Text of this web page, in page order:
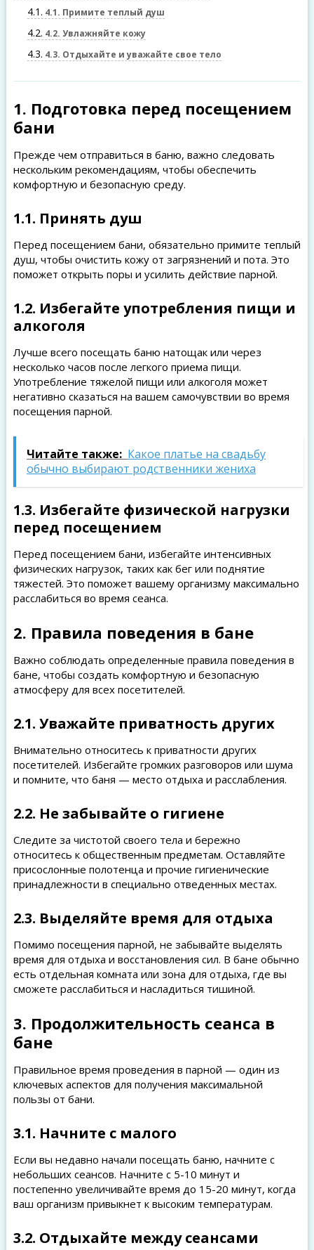
4.1 4.1. Примите теплый душ
4.2 4.2. Увлажняйте кожу
4.3 4.3. Отдыхайте и уважайте свое тело
1. Подготовка перед посещением
бани
Прежде чем отправиться в баню, важно следовать
нескольким рекомендациям, чтобы обеспечить
комфортную и безопасную среду.
1.1. Принять душ
Перед посещением бани, обязательно примите теплый
душ, чтобы очистить кожу от загрязнений и пота. Это
поможет открыть поры и усилить действие парной.
1.2. Избегайте употребления пищи и
алкоголя
Лучше всего посещать баню натощак или через
несколько часов после легкого приема пищи.
Употребление тяжелой пищи или алкоголя может
негативно сказаться на вашем самочувствии во время
посещения парной.
Читайте также: Какое платье на свадьбу
обычно выбирают родственники жениха
1.3. Избегайте физической нагрузки
перед посещением
Перед посещением бани, избегайте интенсивных
физических нагрузок, таких как бег или поднятие
тяжестей. Это поможет вашему организму максимально
расслабиться во время сеанса.
2. Правила поведения в бане
Важно соблюдать определенные правила поведения в
бане, чтобы создать комфортную и безопасную
атмосферу для всех посетителей.
2.1. Уважайте приватность других
Внимательно относитесь к приватности других
посетителей. Избегайте громких разговоров или шума
и помните, что баня — место отдыха и расслабления.
2.2. Не забывайте о гигиене
Следите за чистотой своего тела и бережно
относитесь к общественным предметам. Оставляйте
присослонные полотенца и прочие гигиенические
принадлежности в специально отведенных местах.
2.3. Выделяйте время для отдыха
Помимо посещения парной, не забывайте выделять
время для отдыха и восстановления сил. В бане обычно
есть отдельная комната или зона для отдыха, где вы
сможете расслабиться и насладиться тишиной.
3. Продолжительность сеанса в
бане
Правильное время проведения в парной — один из
ключевых аспектов для получения максимальной
пользы от бани.
3.1. Начните с малого
Если вы недавно начали посещать баню, начните с
небольших сеансов. Начните с 5-10 минут и
постепенно увеличивайте время до 15-20 минут, когда
ваш организм привыкнет к высоким температурам.
3.2. Отдыхайте между сеансами